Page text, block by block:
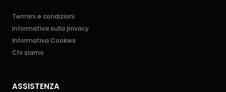
Termini e condizioni
Informativa sulla privacy
Informativa Cookies
Chi siamo
ASSISTENZA